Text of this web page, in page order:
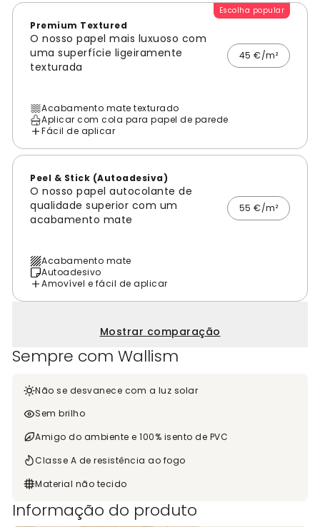
Escolha popular
Premium Textured
O nosso papel mais luxuoso com
uma superfície ligeiramente
texturada
45 €/m²
Acabamento mate texturado
Aplicar com cola para papel de parede
Fácil de aplicar
Peel & Stick (Autoadesiva)
O nosso papel autocolante de
qualidade superior com um
acabamento mate
55 €/m²
Acabamento mate
Autoadesivo
Amovível e fácil de aplicar
Mostrar comparação
Sempre com Wallism
Não se desvanece com a luz solar
Sem brilho
Amigo do ambiente e 100% isento de PVC
Classe A de resistência ao fogo
Material não tecido
Informação do produto